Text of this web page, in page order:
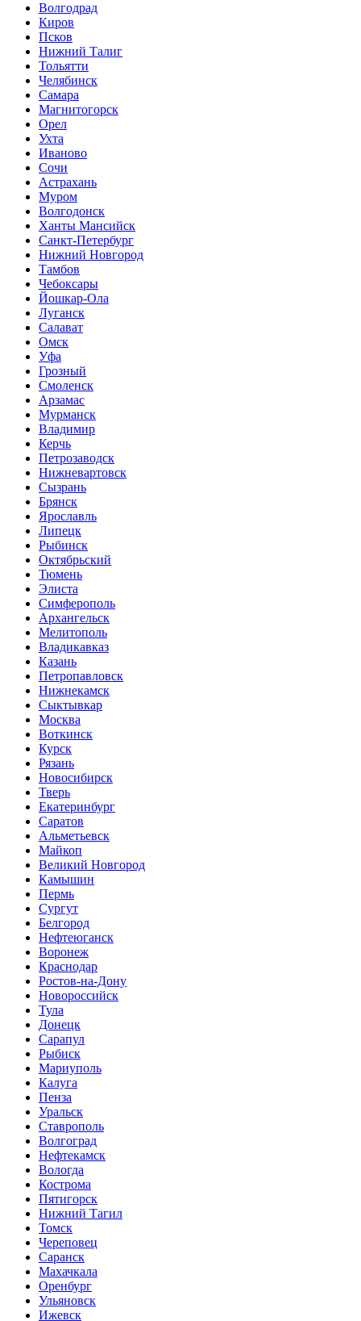
Волгодрад
Киров
Псков
Нижний Талиг
Тольятти
Челябинск
Самара
Магнитогорск
Орел
Ухта
Иваново
Сочи
Астрахань
Муром
Волгодонск
Ханты Мансийск
Санкт-Петербург
Нижний Новгород
Тамбов
Чебоксары
Йошкар-Ола
Луганск
Салават
Омск
Уфа
Грозный
Смоленск
Арзамас
Мурманск
Владимир
Керчь
Петрозаводск
Нижневартовск
Сызрань
Брянск
Ярославль
Липецк
Рыбинск
Октябрьский
Тюмень
Элиста
Симферополь
Архангельск
Мелитополь
Владикавказ
Казань
Петропавловск
Нижнекамск
Сыктывкар
Москва
Воткинск
Курск
Рязань
Новосибирск
Тверь
Екатеринбург
Саратов
Альметьевск
Майкоп
Великий Новгород
Камышин
Пермь
Сургут
Белгород
Нефтеюганск
Воронеж
Краснодар
Ростов-на-Дону
Новороссийск
Тула
Донецк
Сарапул
Рыбиск
Мариуполь
Калуга
Пенза
Уральск
Ставрополь
Волгоград
Нефтекамск
Вологда
Кострома
Пятигорск
Нижний Тагил
Томск
Череповец
Саранск
Махачкала
Оренбург
Ульяновск
Ижевск